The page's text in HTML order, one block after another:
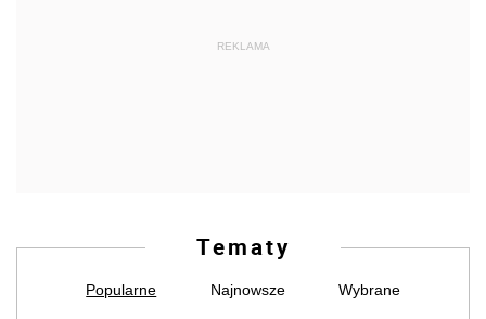
REKLAMA
Tematy
Popularne Najnowsze Wybrane